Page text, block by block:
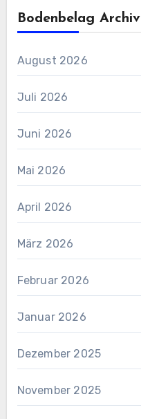
Bodenbelag Archiv
August 2026
Juli 2026
Juni 2026
Mai 2026
April 2026
März 2026
Februar 2026
Januar 2026
Dezember 2025
November 2025